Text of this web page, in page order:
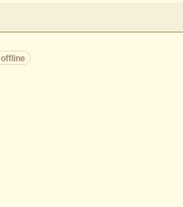
offline